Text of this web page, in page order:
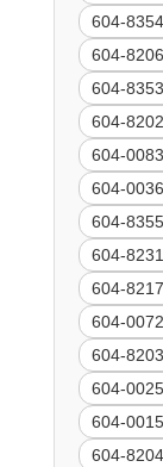
604-
604-
604-
604-
604-
604-
604-
604-
604-
604-
604-
604-
604-
604-